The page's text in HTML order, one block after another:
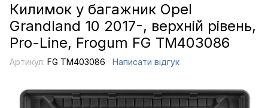
Килимок у багажник Opel
Grandland 10 2017-, верхній рівень,
Pro-Line, Frogum FG TM403086
Артикул: FG TM403086 Написати відгук